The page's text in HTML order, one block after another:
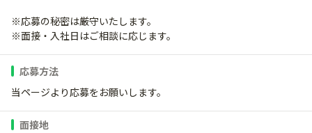
※応募の秘密は厳守いたします。
※面接・入社日はご相談に応じます。
応募方法
当ページより応募をお願いします。
面接地